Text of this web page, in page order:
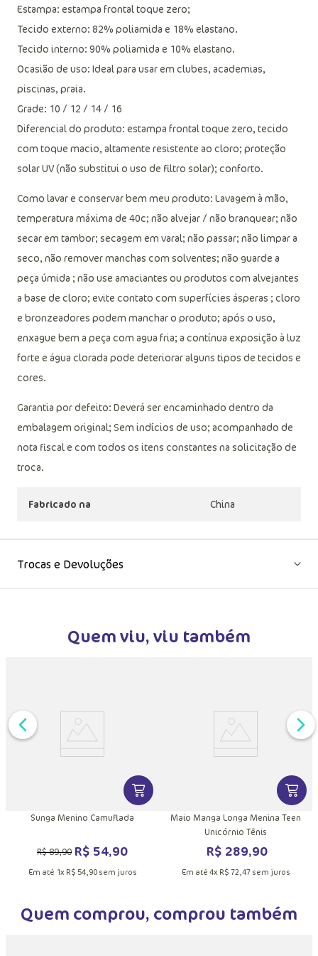
Estampa: estampa frontal toque zero;
Tecido externo: 82% poliamida e 18% elastano.
Tecido interno: 90% poliamida e 10% elastano.
Ocasião de uso: Ideal para usar em clubes, academias,
piscinas, praia.
Grade: 10 / 12 / 14 / 16
Diferencial do produto: estampa frontal toque zero, tecido
com toque macio, altamente resistente ao cloro; proteção
solar UV (não substitui o uso de filtro solar); conforto.
Como lavar e conservar bem meu produto: Lavagem à mão,
temperatura máxima de 40c; não alvejar / não branquear; não
secar em tambor; secagem em varal; não passar; não limpar a
seco, não remover manchas com solventes; não guarde a
peça úmida ; não use amaciantes ou produtos com alvejantes
a base de cloro; evite contato com superfícies ásperas ; cloro
e bronzeadores podem manchar o produto; após o uso,
enxague bem a peça com agua fria; a contínua exposição à luz
forte e água clorada pode deteriorar alguns tipos de tecidos e
cores.
Garantia por defeito: Deverá ser encaminhado dentro da
embalagem original; Sem indícios de uso; acompanhado de
nota fiscal e com todos os itens constantes na solicitação de
troca.
Fabricado na China
Trocas e Devoluções
Quem viu, viu também
INFORMAÇÕES DO PRODUTOVER MAIS INFORMAÇÕES DO
Sunga Menino Camuflada
R$89,90 R$ 54,90
Em até 1x R$ 54,90sem juros
VER
Maio Manga Longa Menina Teen
Unicórnio Tênis
R$ 289,90
Em até 4x R$ 72,47sem juros
Quem comprou, comprou também